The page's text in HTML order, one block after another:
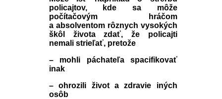
policajtov, kde sa môže
počítačovým hráčom
a absolventom rôznych vysokých
škôl života zdať, že policajti
nemali strieľať, pretože
– mohli páchateľa spacifikovať
inak
– ohrozili život a zdravie iných
osôb